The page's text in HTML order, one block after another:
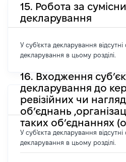
15. Робота за
декларування
У суб'єкта декларування відсутні
декларування в цьому розділі.
16. Входження
декларування до
ревізійних чи
об’єднань
таких об’єднаннях
У суб'єкта декларування відсутні
декларування в цьому розділі.